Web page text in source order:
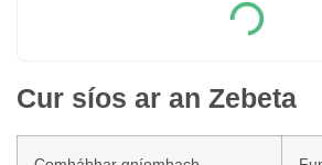
Cur síos ar an Zebeta